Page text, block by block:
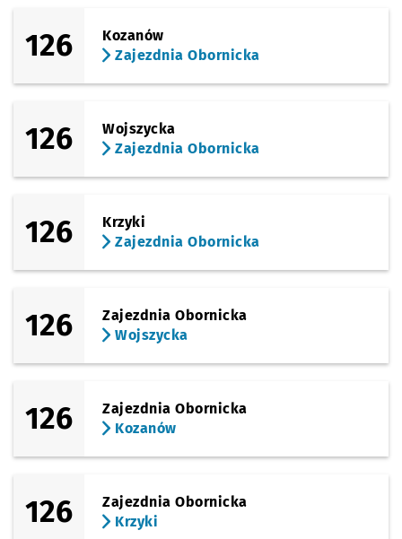
126
Kozanów
Zajezdnia Obornicka
126
Wojszycka
Zajezdnia Obornicka
126
Krzyki
Zajezdnia Obornicka
126
Zajezdnia Obornicka
Wojszycka
126
Zajezdnia Obornicka
Kozanów
126
Zajezdnia Obornicka
Krzyki